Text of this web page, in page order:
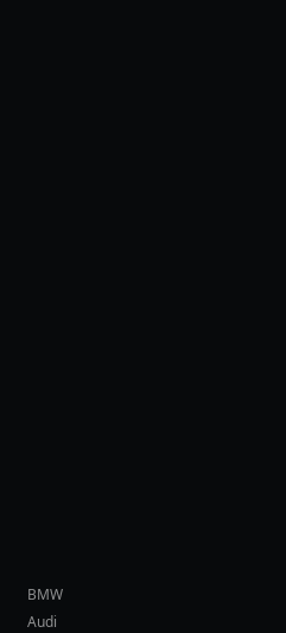
BMW
Audi